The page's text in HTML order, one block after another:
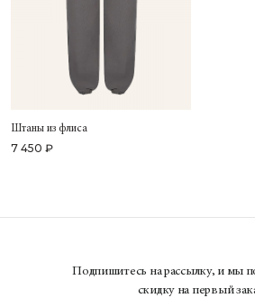
Штаны из флиса
7 450 ₽
Подпишитесь на рассылку, и мы
скидку на первый